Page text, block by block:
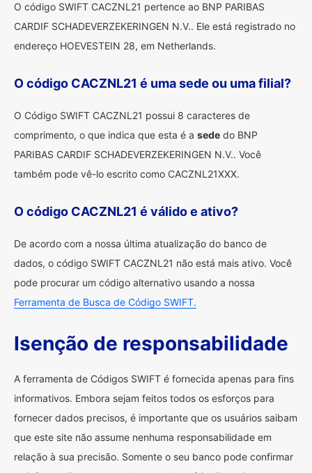
O código SWIFT CACZNL21 pertence ao BNP PARIBAS
CARDIF SCHADEVERZEKERINGEN N.V.. Ele está registrado no
endereço HOEVESTEIN 28, em Netherlands.
O código CACZNL21 é uma sede ou uma filial?
O Código SWIFT CACZNL21 possui 8 caracteres de
comprimento, o que indica que esta é a sede do BNP
PARIBAS CARDIF SCHADEVERZEKERINGEN N.V.. Você
também pode vê-lo escrito como CACZNL21XXX.
O código CACZNL21 é válido e ativo?
De acordo com a nossa última atualização do banco de
dados, o código SWIFT CACZNL21 não está mais ativo. Você
pode procurar um código alternativo usando a nossa
Ferramenta de Busca de Código SWIFT.
Isenção de responsabilidade
A ferramenta de Códigos SWIFT é fornecida apenas para fins
informativos. Embora sejam feitos todos os esforços para
fornecer dados precisos, é importante que os usuários saibam
que este site não assume nenhuma responsabilidade em
relação à sua precisão. Somente o seu banco pode confirmar